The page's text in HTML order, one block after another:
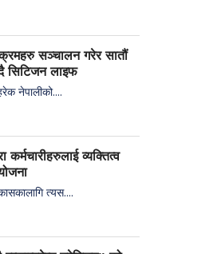
सञ्चालन गरेर सातौं
सिटिजन लाइफ
नेपालीको....
कर्मचारीहरुलाई व्यक्तित्व
त्यस....